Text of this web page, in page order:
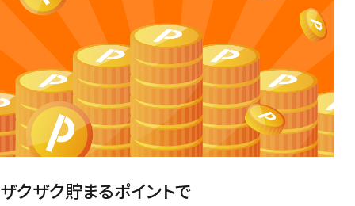
ザクザク貯まるポイントで